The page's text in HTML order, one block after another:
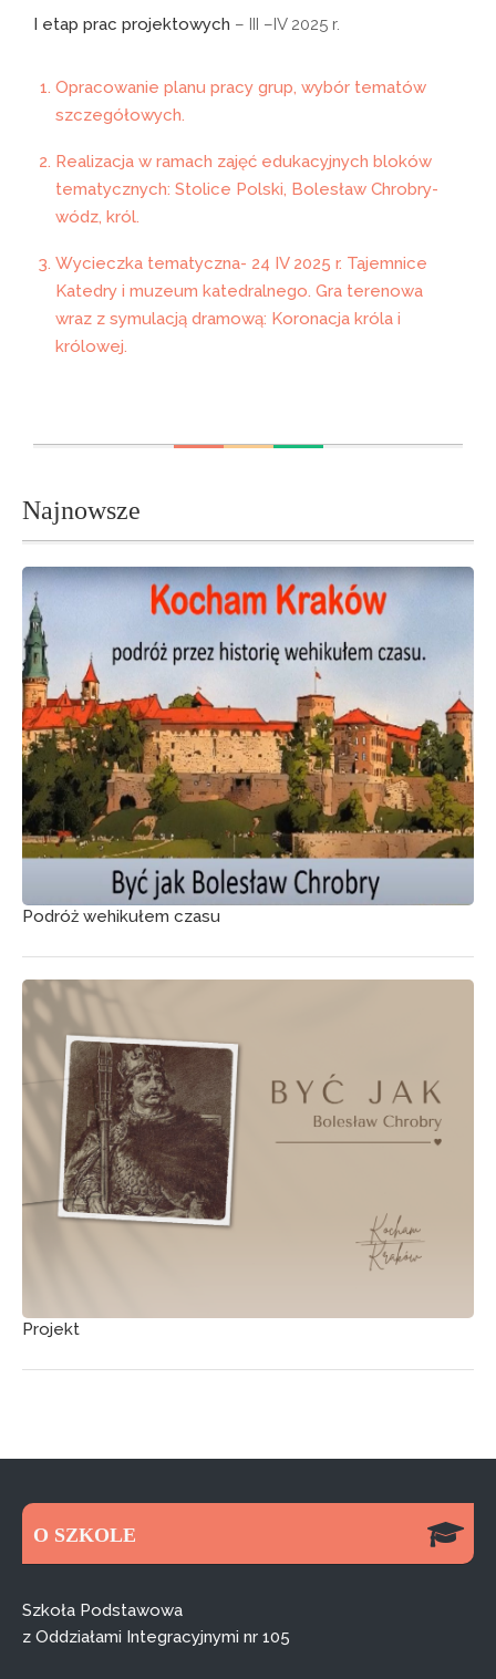
I etap prac projektowych – III –IV 2025 r.
Opracowanie planu pracy grup, wybór tematów
szczegółowych.
Realizacja w ramach zajęć edukacyjnych bloków
tematycznych: Stolice Polski, Bolesław Chrobry-
wódz, król.
Wycieczka tematyczna- 24 IV 2025 r. Tajemnice
Katedry i muzeum katedralnego. Gra terenowa
wraz z symulacją dramową: Koronacja króla i
królowej.
Najnowsze
Podróż wehikułem czasu
Projekt
O SZKOLE
Szkoła Podstawowa
z Oddziałami Integracyjnymi nr 105